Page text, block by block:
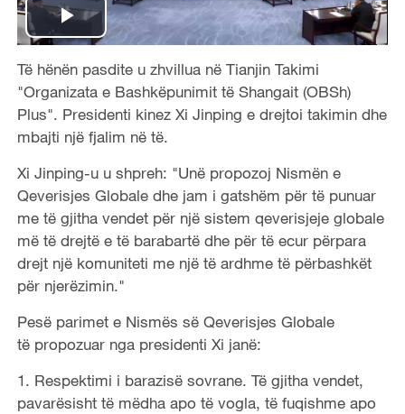
P
l
a
V
i
d
e
Të hënën pasdite u zhvillua në Tianjin Takimi
"Organizata e Bashkëpunimit të Shangait (OBSh)
Plus". Presidenti kinez Xi Jinping e drejtoi takimin dhe
mbajti një fjalim në të.
Xi Jinping-u u shpreh: "Unë propozoj Nismën e
Qeverisjes Globale dhe jam i gatshëm për të punuar
me të gjitha vendet për një sistem qeverisjeje globale
më të drejtë e të barabartë dhe për të ecur përpara
drejt një komuniteti me një të ardhme të përbashkët
për njerëzimin."
Pesë parimet e Nismës së Qeverisjes Globale
të propozuar nga presidenti Xi janë:
1. Respektimi i barazisë sovrane. Të gjitha vendet,
pavarësisht të mëdha apo të vogla, të fuqishme apo